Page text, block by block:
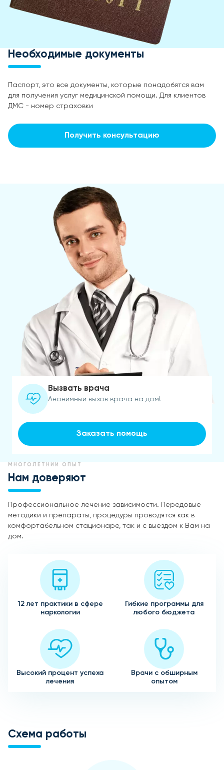
Необходимые документы
Паспорт, это все документы, которые понадобятся вам
для получения услуг медицинской помощи. Для клиентов
ДМС - номер страховки
Получить консультацию
Вызвать врача
Анонимный вызов врача на дом!
Заказать помощь
МНОГОЛЕТНИЙ ОПЫТ
Нам доверяют
Профессиональное лечение зависимости. Передовые
методики и препараты, процедуры проводятся как в
комфортабельном стационаре, так и с выездом к Вам на
дом.
12 лет практики в сфере
наркологии
Гибкие программы для
любого бюджета
Высокий процент успеха
лечения
Врачи с обширным
опытом
Схема работы